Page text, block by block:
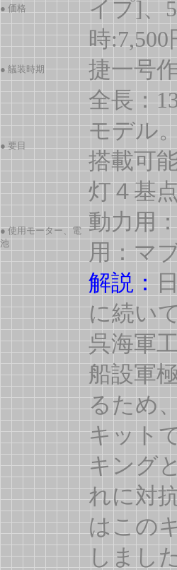
● 価格
イプ]、
時:7,500
● 艤装時期 捷一号
● 要目
全長：
モデル
搭載可
灯４基
● 使用モーター、電
池
動力用
用：マ
解説：
に続い
呉海軍
船設軍
るため
キット
キング
れに対
はこの
しまし